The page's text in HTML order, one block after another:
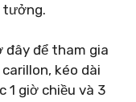
tưởng.
đây để tham gia
kéo dài
1 giờ chiều và 3